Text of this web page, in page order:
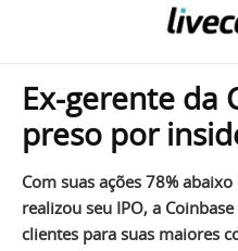
Ex-gerente da
preso por
Com suas ações 78%
realizou seu IPO, a
clientes para suas maiores